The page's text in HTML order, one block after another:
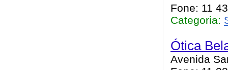
Fone: 11
Categoria:
Ótica
Avenida